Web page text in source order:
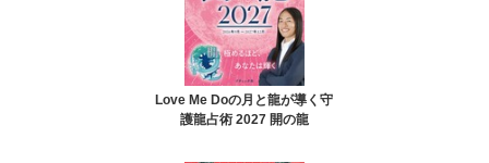
Love Me Doの月と龍が導く守
護龍占術 2027 開の龍